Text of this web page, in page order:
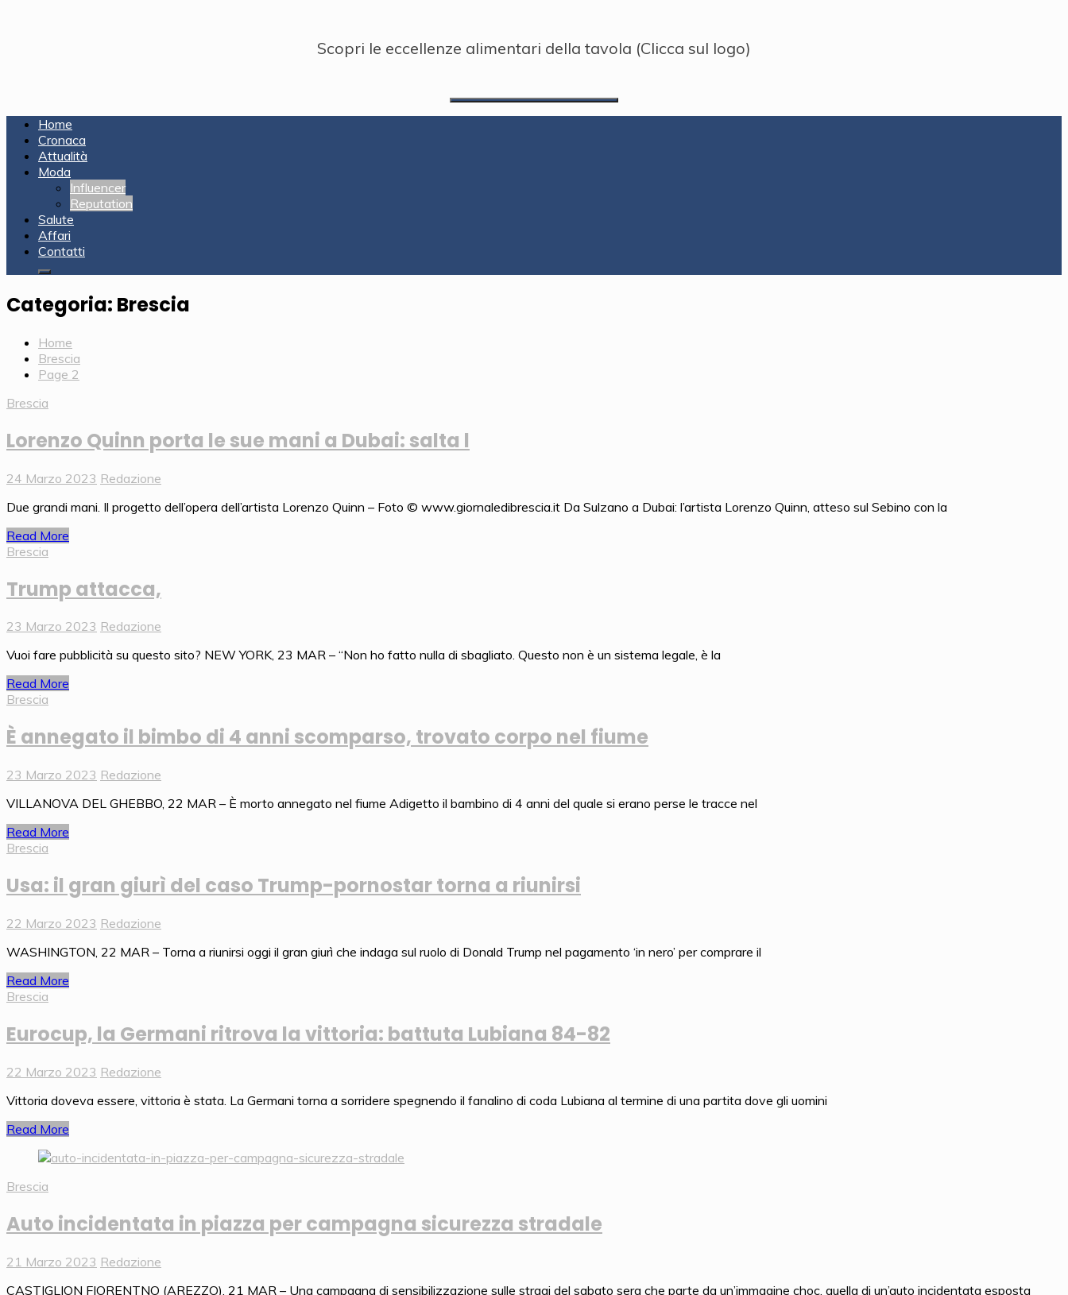
Scopri le eccellenze alimentari della tavola (Clicca sul logo)
Home
Cronaca
Attualità
Moda
Influencer
Reputation
Salute
Affari
Contatti
Categoria: Brescia
Home
Brescia
Page 2
Brescia
Lorenzo Quinn porta le sue mani a Dubai: salta l
24 Marzo 2023 Redazione
Due grandi mani. Il progetto dell’opera dell’artista Lorenzo Quinn – Foto © www.giornaledibrescia.it Da Sulzano a Dubai: l’artista Lorenzo Quinn, atteso sul Sebino con la
Read More
Brescia
Trump attacca,
23 Marzo 2023 Redazione
Vuoi fare pubblicità su questo sito? NEW YORK, 23 MAR – “Non ho fatto nulla di sbagliato. Questo non è un sistema legale, è la
Read More
Brescia
È annegato il bimbo di 4 anni scomparso, trovato corpo nel fiume
23 Marzo 2023 Redazione
VILLANOVA DEL GHEBBO, 22 MAR – È morto annegato nel fiume Adigetto il bambino di 4 anni del quale si erano perse le tracce nel
Read More
Brescia
Usa: il gran giurì del caso Trump-pornostar torna a riunirsi
22 Marzo 2023 Redazione
WASHINGTON, 22 MAR – Torna a riunirsi oggi il gran giurì che indaga sul ruolo di Donald Trump nel pagamento ‘in nero’ per comprare il
Read More
Brescia
Eurocup, la Germani ritrova la vittoria: battuta Lubiana 84-82
22 Marzo 2023 Redazione
Vittoria doveva essere, vittoria è stata. La Germani torna a sorridere spegnendo il fanalino di coda Lubiana al termine di una partita dove gli uomini
Read More
Brescia
Auto incidentata in piazza per campagna sicurezza stradale
21 Marzo 2023 Redazione
CASTIGLION FIORENTNO (AREZZO), 21 MAR – Una campagna di sensibilizzazione sulle stragi del sabato sera che parte da un’immagine choc, quella di un’auto incidentata esposta